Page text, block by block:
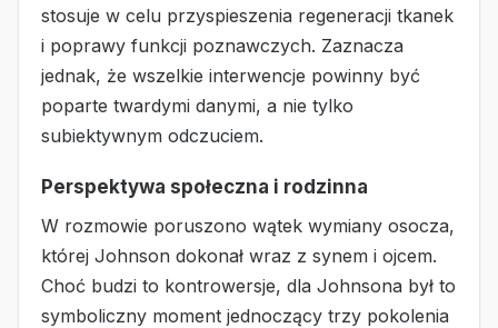
stosuje w celu przyspieszenia regeneracji tkanek
i poprawy funkcji poznawczych. Zaznacza
jednak, że wszelkie interwencje powinny być
poparte twardymi danymi, a nie tylko
subiektywnym odczuciem.
Perspektywa społeczna i rodzinna
W rozmowie poruszono wątek wymiany osocza,
której Johnson dokonał wraz z synem i ojcem.
Choć budzi to kontrowersje, dla Johnsona był to
symboliczny moment jednoczący trzy pokolenia